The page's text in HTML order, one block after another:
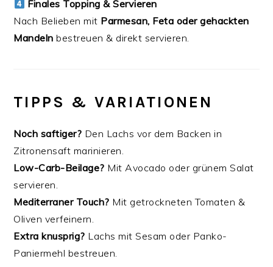
Finales Topping & Servieren
Nach Belieben mit Parmesan, Feta oder gehackten
Mandeln bestreuen & direkt servieren.
TIPPS & VARIATIONEN
Noch saftiger? Den Lachs vor dem Backen in
Zitronensaft marinieren.
Low-Carb-Beilage? Mit Avocado oder grünem Salat
servieren.
Mediterraner Touch? Mit getrockneten Tomaten &
Oliven verfeinern.
Extra knusprig? Lachs mit Sesam oder Panko-
Paniermehl bestreuen.